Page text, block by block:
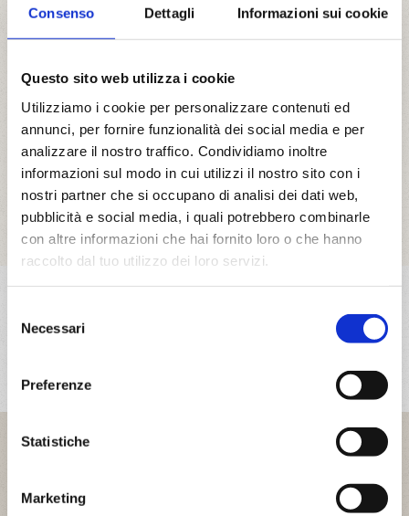
Consenso Dettagli Informazioni sui cookie
Questo sito web utilizza i cookie
Utilizziamo i cookie per personalizzare contenuti ed
annunci, per fornire funzionalità dei social media e per
analizzare il nostro traffico. Condividiamo inoltre
informazioni sul modo in cui utilizzi il nostro sito con i
nostri partner che si occupano di analisi dei dati web,
pubblicità e social media, i quali potrebbero combinarle
con altre informazioni che hai fornito loro o che hanno
raccolto dal tuo utilizzo dei loro servizi.
delNecessari
Preferenze
Statistiche
Marketing
FIND OUT MORE
CÀ DEL BUIO FILE ON FOR'S WEBSITE